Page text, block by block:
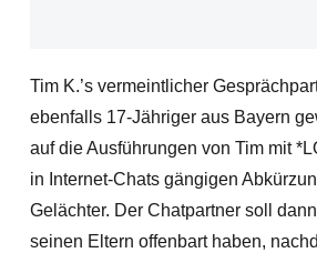
Tim K.’s vermeintlicher
ebenfalls 17-Jähriger aus Bayern
auf die Ausführungen von Tim mit
in Internet-Chats gängigen
Gelächter. Der Chatpartner soll
seinen Eltern offenbart haben,